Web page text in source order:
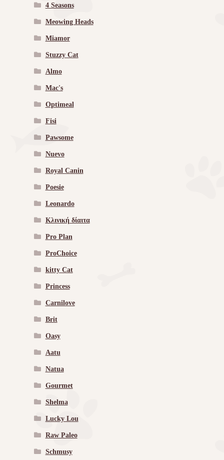
4 Seasons
Meowing Heads
Miamor
Stuzzy Cat
Almo
Mac's
Optimeal
Fisi
Pawsome
Nuevo
Royal Canin
Poesie
Leonardo
Κλινική δίαιτα
Pro Plan
ProChoice
kitty Cat
Princess
Carnilove
Brit
Oasy
Aatu
Natua
Gourmet
Shelma
Lucky Lou
Raw Paleo
Schmusy